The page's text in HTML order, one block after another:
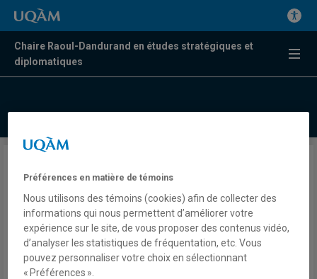
Chaire Raoul-Dandurand en études stratégiques et
diplomatiques
Un sommet pour la
refondation des liens avec
l’Afrique : le pari audacieux
d’Emmanuel Macron au Kenya
Préférences en matière de témoins
Nous utilisons des témoins (cookies) afin de collecter des
informations qui nous permettent d’améliorer votre
expérience sur le site, de vous proposer des contenus vidéo,
d’analyser les statistiques de fréquentation, etc. Vous
pouvez personnaliser votre choix en sélectionnant
« Préférences ».